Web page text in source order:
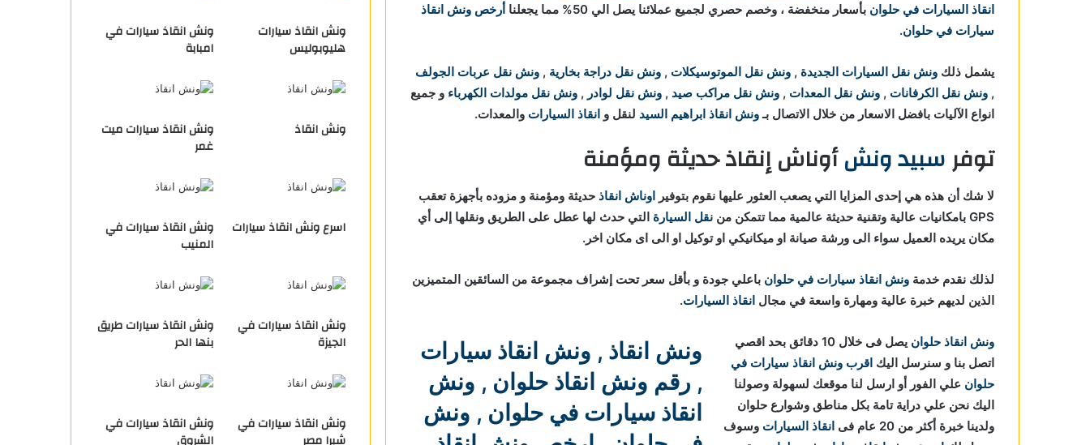
انقاذ السيارات في حلوان بأسعار منخفضة ، وخصم حصري لجميع عملائنا يصل الي 50% مما يجعلنا
أرخص ونش انقاذ
سيارات في حلوان.
يشمل ذلك ونش نقل السيارات الجديدة , ونش نقل الموتوسيكلات , ونش نقل دراجة بخارية , ونش نقل عربات الجولف
, ونش نقل الكرفانات , ونش نقل المعدات , ونش نقل مراكب صيد , ونش نقل لوادر , ونش نقل مولدات الكهرباء و جميع
انواع الآليات بافضل الاسعار من خلال الاتصال بـونش انقاذ ابراهيم السيد لنقل و انقاذ السيارات والمعدات.
توفرسبيد ونشأوناش إنقاذ حديثة ومؤمنة
لا شك أن هذه هي إحدى المزايا التي يصعب العثور عليها نقوم بتوفير اوناش انقاذ حديثة ومؤمنة و مزوده بأجهزة تعقب
GPS بامكانيات عالية وتقنية حديثة عالمية مما تتمكن من
نقل السيارة التي حدث لها عطل على الطريق ونقلها إلى أي
مكان يريده العميل سواء الى ورشة صيانة او ميكانيكي او توكيل او الى اى مكان اخر.
لذلك نقدم خدمة ونش انقاذ سيارات في حلوان باعلي جودة و بأقل سعر تحت إشراف مجموعة من السائقين المتميزين
الذين لديهم خبرة عالية ومهارة واسعة في مجال انقاذ السيارات.
ونش انقاذ , ونش انقاذ سيارات
, رقم ونش انقاذ حلوان , ونش
انقاذ سيارات في حلوان , ونش
ونش انقاذ حلوان
يصل فى خلال 10 دقائق بحد اقصي
اتصل بنا و سنرسل اليك اقرب ونش انقاذ سيارات في
حلوان علي الفور أو ارسل لنا موقعك لسهولة وصولنا
اليك نحن علي دراية تامة بكل مناطق وشوارع حلوان
ولدينا خبرة أكثر من 20 عام فى
انقاذ السيارات وسوف
ونش انقاذ سيارات
هليوبوليس
ونش انقاذ سيارات في
امبابة
ونش انقاذ
ونش انقاذ سيارات ميت
غمر
اسرع ونش انقاذ سيارات
ونش انقاذ سيارات في
المنيب
ونش انقاذ سيارات في
الجيزة
ونش انقاذ سيارات طريق
بنها الحر
ونش انقاذ سيارات في
ونش انقاذ سيارات في